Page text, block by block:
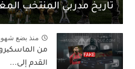
تاريخ مدربي المنتخب المغربي
منذ بضع شهور
من
القدم إلى...